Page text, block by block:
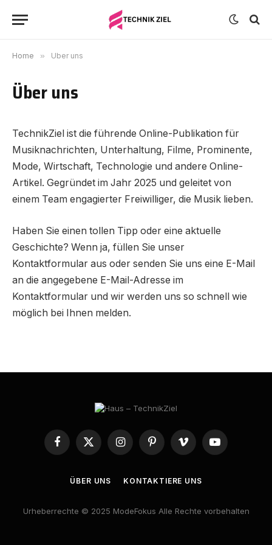
Home » Über uns
Über uns
TechnikZiel ist die führende Online-Publikation für
Musiknachrichten, Unterhaltung, Filme, Prominente,
Mode, Wirtschaft, Technologie und andere Online-
Artikel. Gegründet im Jahr 2025 und geleitet von
einem Team engagierter Freiwilliger, die Musik lieben.
Haben Sie einen tollen Tipp oder eine aktuelle
Geschichte? Wenn ja, füllen Sie unser
Kontaktformular aus oder senden Sie uns eine E-Mail
an die angegebene E-Mail-Adresse im
Kontaktformular und wir werden uns so schnell wie
möglich bei Ihnen melden.
Facebook
X
(Twitter)
InstagramPinterestVimeo YouTube
ÜBER UNS KONTAKTIERE UNS
Urheberrechte © 2025 ModeFokus Alle Rechte vorbehalten